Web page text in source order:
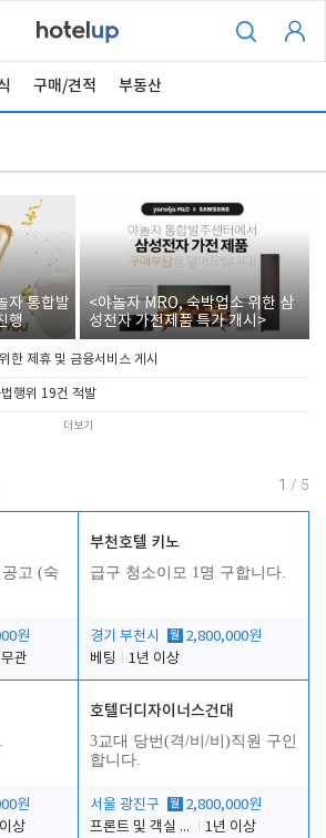
구매/견적 부동산
자 통합발
행
<야놀자 MRO, 숙박업소 위한 삼
성전자 가전제품 특가 개시>
한 제휴 및 금융서비스 게시
행위 19건 적발
더보기
1 / 5
고 (숙
원
관
부천호텔 키노
급구 청소이모 1명 구합니다.
경기 부천시 월 2,800,000원
베팅
1년 이상
원
상
호텔더디자이너스건대
3교대 당번(격/비/비)직원 구인
합니다.
서울 광진구 월 2,800,000원
프론트 및 객실 유지 보수 업무
1년 이상